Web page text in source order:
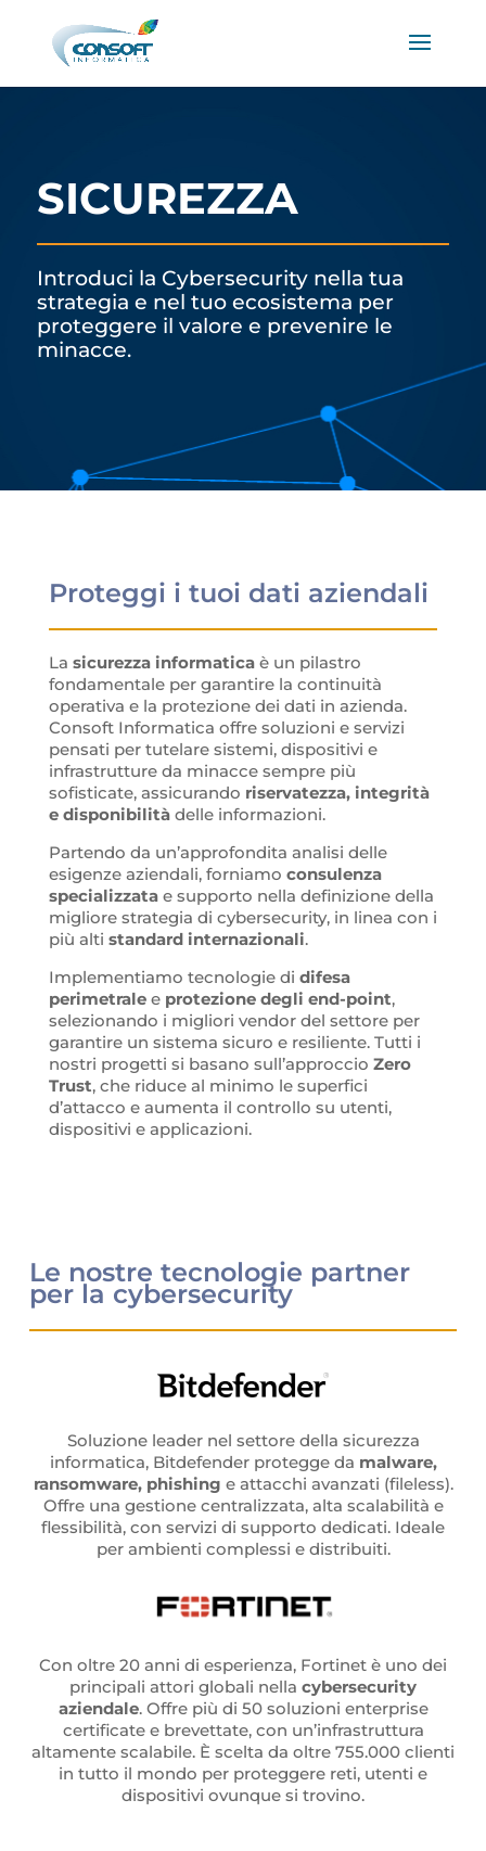
SICUREZZA
Introduci la Cybersecurity nella tua
strategia e nel tuo ecosistema per
proteggere il valore e prevenire le
minacce.
Proteggi i tuoi dati aziendali
La sicurezza informaticaè un pilastro
fondamentale per garantire la continuità
operativa e la protezione dei dati in azienda.
Consoft Informatica offre soluzioni e servizi
pensati per tutelare sistemi, dispositivi e
infrastrutture da minacce sempre più
sofisticate, assicurando riservatezza, integrità
e disponibilitàdelle informazioni.
Partendo da un’approfondita analisi delle
esigenze aziendali, forniamo consulenza
specializzatae supporto nella definizione della
migliore strategia di cybersecurity, in linea con i
più alti standard internazionali.
Implementiamo tecnologie di difesa
perimetralee protezione degli end-point,
selezionando i migliori vendor del settore per
garantire un sistema sicuro e resiliente. Tutti i
nostri progetti si basano sull’approccio Zero
Trust, che riduce al minimo le superfici
d’attacco e aumenta il controllo su utenti,
dispositivi e applicazioni.
Le nostre tecnologie partner
per la cybersecurity
Soluzione leader nel settore della sicurezza
informatica, Bitdefender protegge da malware,
ransomware, phishing e attacchi avanzati (fileless).
Offre una gestione centralizzata, alta scalabilità e
flessibilità, con servizi di supporto dedicati. Ideale
per ambienti complessi e distribuiti.
Con oltre 20 anni di esperienza, Fortinet è uno dei
principali attori globali nella cybersecurity
aziendale. Offre più di 50 soluzioni enterprise
certificate e brevettate, con un’infrastruttura
altamente scalabile. È scelta da oltre 755.000 clienti
in tutto il mondo per proteggere reti, utenti e
dispositivi ovunque si trovino.